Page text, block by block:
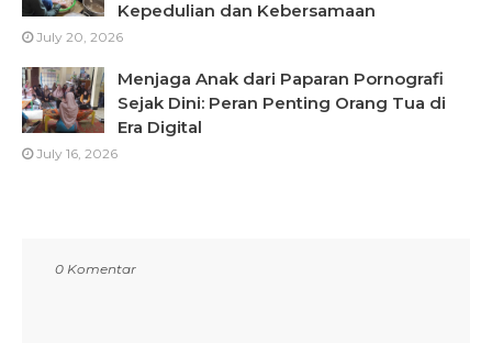
Kepedulian dan Kebersamaan
July 20, 2026
Menjaga Anak dari Paparan Pornografi
Sejak Dini: Peran Penting Orang Tua di
Era Digital
July 16, 2026
0 Komentar